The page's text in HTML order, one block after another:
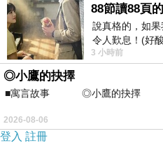
上一篇：末世已到，我們對待
【今日讀經】如何擺
88節讀88頁
說真格的，如
令人歎息！(好
復...，每天跪鍵
3 小時前
◎小鷹的抉擇
■寓言故事 ◎小鷹的抉擇
⊕潘文良
仞的懸崖上，有一座遮天蔽
2026-08-06
登入 註冊